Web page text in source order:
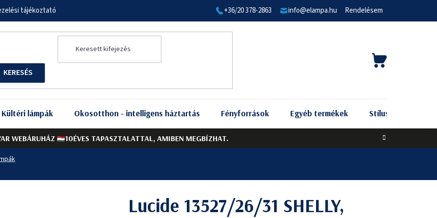
WEBÁRUHÁZ 10ÉVES TAPASZTALATTAL, AMIBEN MEGBÍZHAT.
tájékoztató +36/20 378-2863 info@elampa.hu Rendelésem
KOSÁR
Kültéri lámpák Okosotthon - intelligens háztartás Fényforrások Egyéb termékek Stílus szerint
Lucide 13527/26/31 SHELLY,